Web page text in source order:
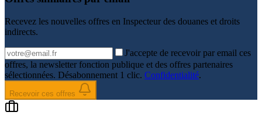
Recevez les nouvelles offres en Inspecteur des douanes et droits
indirects.
J'accepte de recevoir par email ces
offres, la newsletter fonction publique et des offres partenaires
sélectionnées. Désabonnement 1 clic. Confidentialité.
Recevoir ces offres